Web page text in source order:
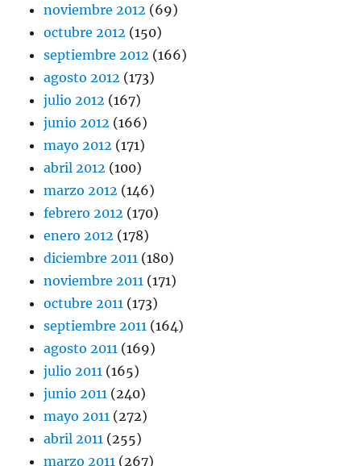
noviembre 2012 (69)
octubre 2012 (150)
septiembre 2012 (166)
agosto 2012 (173)
julio 2012 (167)
junio 2012 (166)
mayo 2012 (171)
abril 2012 (100)
marzo 2012 (146)
febrero 2012 (170)
enero 2012 (178)
diciembre 2011 (180)
noviembre 2011 (171)
octubre 2011 (173)
septiembre 2011 (164)
agosto 2011 (169)
julio 2011 (165)
junio 2011 (240)
mayo 2011 (272)
abril 2011 (255)
marzo 2011 (267)